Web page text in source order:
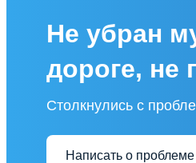
Не убран
дороге, не
Столкнулись с
Написать о проблеме